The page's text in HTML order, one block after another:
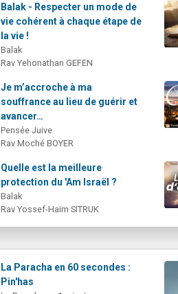
Balak - Respecter un mode de
vie cohérent à chaque étape de
la vie !
Balak
Rav Yehonathan GEFEN
Je m’accroche à ma
souffrance au lieu de guérir et
avancer…
Pensée Juive
Rav Moché BOYER
Quelle est la meilleure
protection du 'Am Israël ?
Balak
Rav Yossef-Haïm SITRUK
La Paracha en 60 secondes :
Pin'has